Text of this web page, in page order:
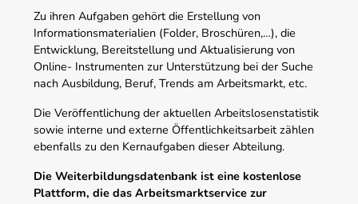
Zu ihren Aufgaben gehört die Erstellung von
Informationsmaterialien (Folder, Broschüren,…), die
Entwicklung, Bereitstellung und Aktualisierung von
Online- Instrumenten zur Unterstützung bei der Suche
nach Ausbildung, Beruf, Trends am Arbeitsmarkt, etc.
Die Veröffentlichung der aktuellen Arbeitslosenstatistik
sowie interne und externe Öffentlichkeitsarbeit zählen
ebenfalls zu den Kernaufgaben dieser Abteilung.
Die Weiterbildungsdatenbank ist eine kostenlose
Plattform, die das Arbeitsmarktservice zur